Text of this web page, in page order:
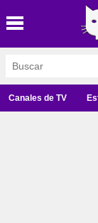
Canales de TV